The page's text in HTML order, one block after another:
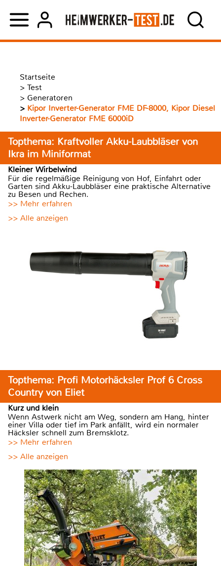
Startseite
> Test
> Generatoren
> Kipor Inverter-Generator FME DF-8000, Kipor Diesel
Inverter-Generator FME 6000iD
Topthema: Kraftvoller Akku-Laubbläser von
Ikra im Miniformat
Kleiner Wirbelwind
Für die regelmäßige Reinigung von Hof, Einfahrt oder
Garten sind Akku-Laubbläser eine praktische Alternative
zu Besen und Rechen.
>> Mehr erfahren
>> Alle anzeigen
Topthema: Profi Motorhäcksler Prof 6 Cross
Country von Eliet
Kurz und klein
Wenn Astwerk nicht am Weg, sondern am Hang, hinter
einer Villa oder tief im Park anfällt, wird ein normaler
Häcksler schnell zum Bremsklotz.
>> Mehr erfahren
>> Alle anzeigen